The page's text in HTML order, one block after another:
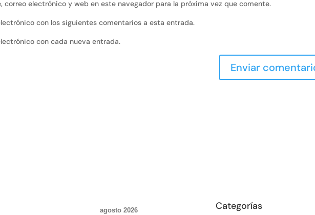
correo electrónico y web en este navegador para la próxima vez que comente.
con los siguientes comentarios a esta entrada.
con cada nueva entrada.
agosto 2026 Categorías